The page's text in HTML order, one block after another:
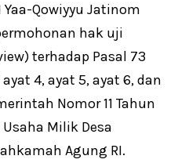
Qowiyyu Jatinom
hak uji
terhadap Pasal 73
4, ayat 5, ayat 6, dan
Nomor 11 Tahun
Milik Desa
Agung RI.